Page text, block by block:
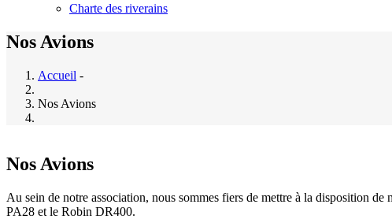
Charte des riverains
Nos Avions
Accueil -
Nos Avions
Nos Avions
Au sein de notre association, nous sommes fiers de mettre à la disposition
PA28 et le Robin DR400.